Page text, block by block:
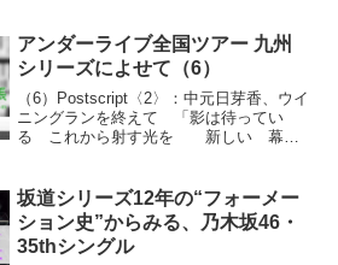
アンダーライブ全国ツアー 九州
シリーズによせて（6）
（6）Postscript〈2〉：中元日芽香、ウイ
ニングランを終えて 「影は待ってい
る これから射す光を 新しい 幕が
びアンダーライブ全国ツアー九州シリー
ズについては...
坂道シリーズ12年の“フォーメー
ション史”からみる、乃木坂46・
35thシングル